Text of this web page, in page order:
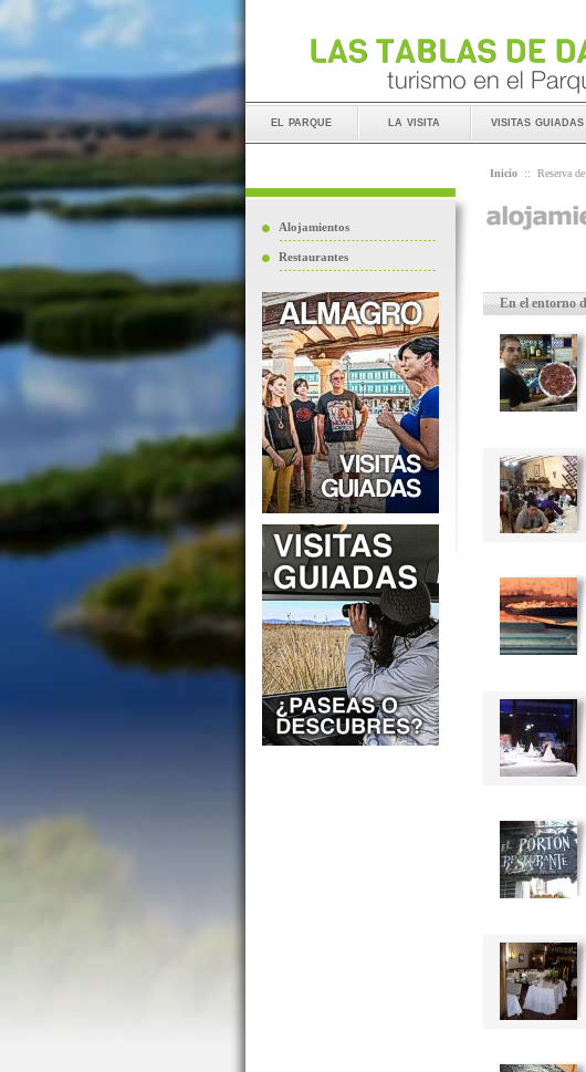
el parque la visita visitas guiadas
Alojamientos
Restaurantes
Inicio :: Reserva
En el entorno